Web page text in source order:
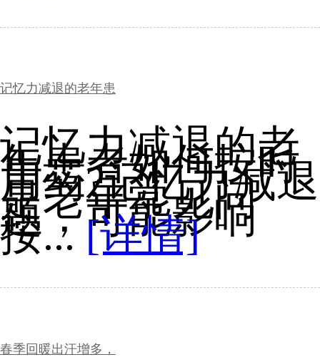
记忆力减退的老年患
记忆力减退的老
年患者如何按时
用药?记忆力减退
是老年常见问
题，可能影响
按... [详情]
春季回暖出汗增多，